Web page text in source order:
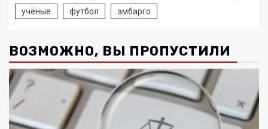
учёные футбол эмбарго
ВОЗМОЖНО, ВЫ ПРОПУСТИЛИ